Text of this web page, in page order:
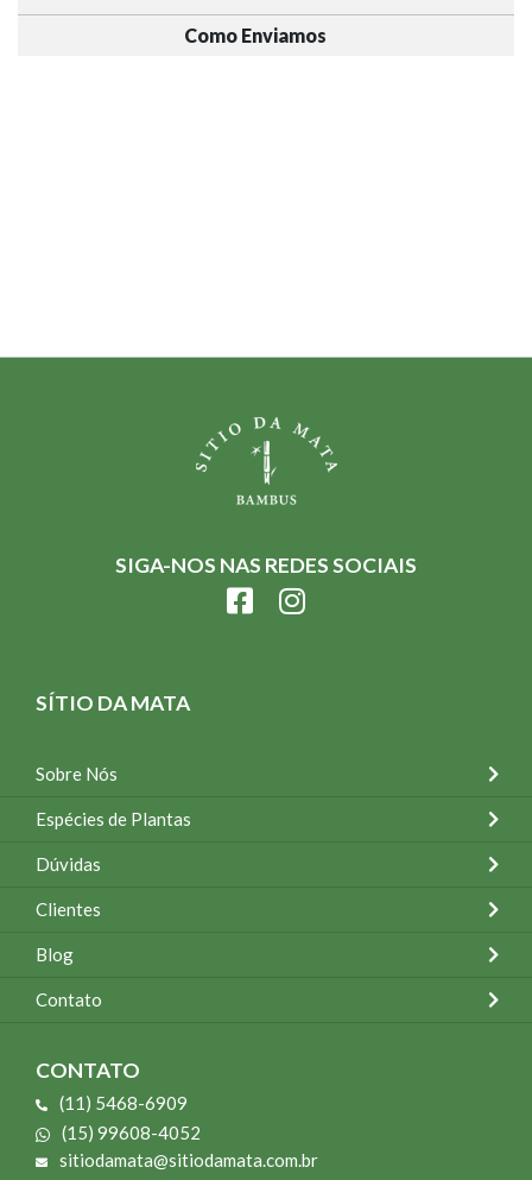
Como Enviamos
SIGA-NOS NAS REDES SOCIAIS
SÍTIO DA MATA
Sobre Nós
Espécies de Plantas
Dúvidas
Clientes
Blog
Contato
CONTATO
(11) 5468-6909
(15) 99608-4052
sitiodamata@sitiodamata.com.br